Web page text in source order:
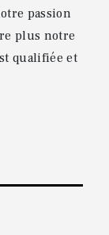
passion
plus notre
qualifiée et